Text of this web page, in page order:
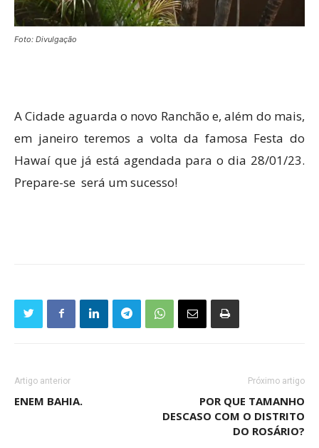
Foto: Divulgação
A Cidade aguarda o novo Ranchão e, além do mais,
em janeiro teremos a volta da famosa Festa do
Hawaí que já está agendada para o dia 28/01/23.
Prepare-se será um sucesso!
Artigo anterior
ENEM BAHIA.
Próximo artigo
POR QUE TAMANHO
DESCASO COM O DISTRITO
DO ROSÁRIO?